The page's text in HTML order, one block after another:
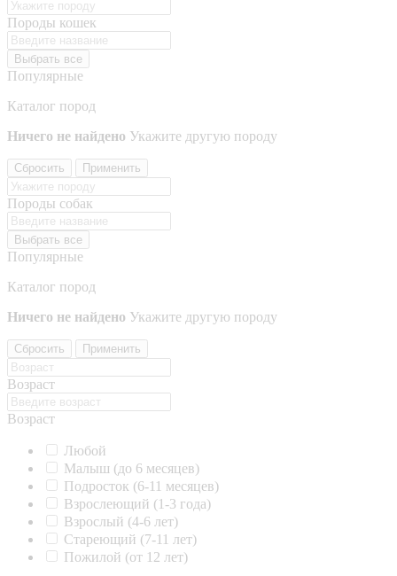
Породы кошек
Выбрать все
Популярные
Каталог пород
Ничего не найдено Укажите другую породу
Сбросить Применить
Породы собак
Выбрать все
Популярные
Каталог пород
Ничего не найдено Укажите другую породу
Сбросить Применить
Возраст
Возраст
Любой
Малыш (до 6 месяцев)
Подросток (6-11 месяцев)
Взрослеющий (1-3 года)
Взрослый (4-6 лет)
Стареющий (7-11 лет)
Пожилой (от 12 лет)